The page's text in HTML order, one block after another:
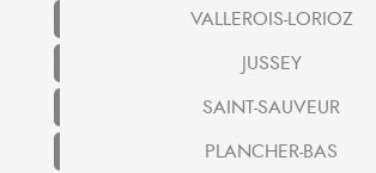
VALLEROIS-LORIOZ
JUSSEY
SAINT-SAUVEUR
PLANCHER-BAS